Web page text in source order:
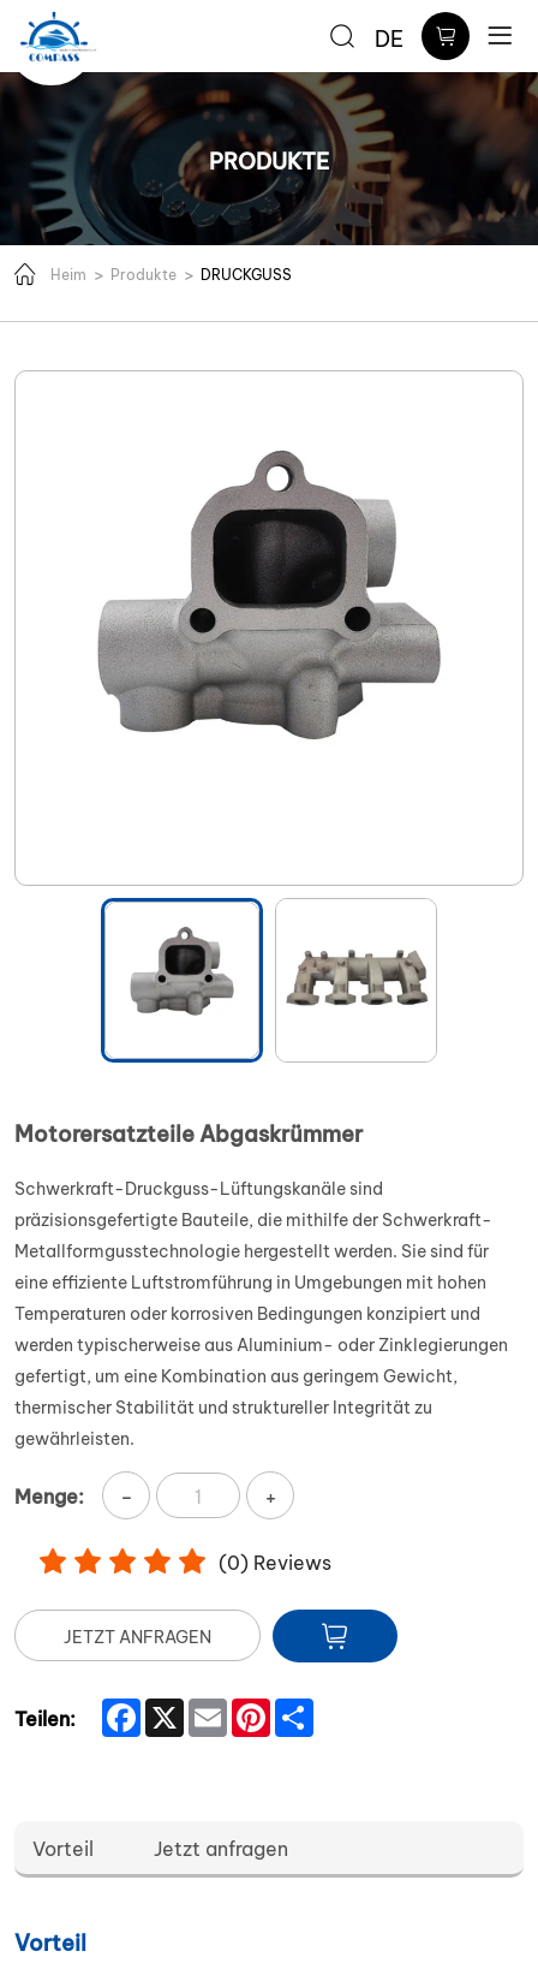
DE
Motorersatzteile
Abgaskrümmer
PRODUKTE
Heim Produkte DRUCKGUSS
Motorersatzteile Abgaskrümmer
Schwerkraft-Druckguss-Lüftungskanäle sind
präzisionsgefertigte Bauteile, die mithilfe der Schwerkraft-
Metallformgusstechnologie hergestellt werden. Sie sind für
eine effiziente Luftstromführung in Umgebungen mit hohen
Temperaturen oder korrosiven Bedingungen konzipiert und
werden typischerweise aus Aluminium- oder Zinklegierungen
gefertigt, um eine Kombination aus geringem Gewicht,
thermischer Stabilität und struktureller Integrität zu
gewährleisten.
Menge: - +
(0) Reviews
JETZT ANFRAGEN
Teilen: Facebook
X EmailPinterest
Vorteil Jetzt anfragen
Vorteil